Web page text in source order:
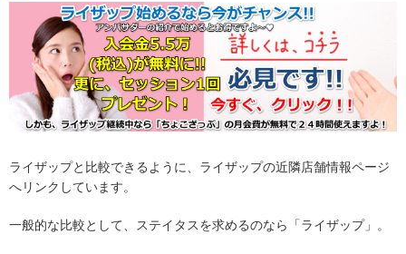
ライザップと比較できるように、ライザップの近隣店舗情報ページ
へリンクしています。
一般的な比較として、ステイタスを求めるのなら「ライザップ」。